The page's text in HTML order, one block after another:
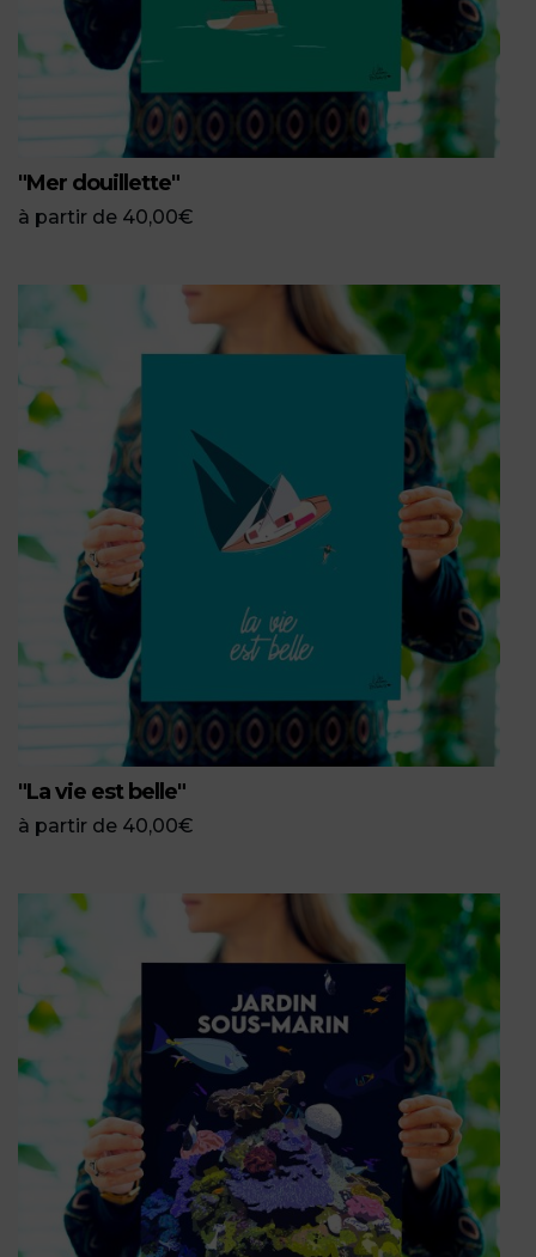
"Mer douillette"
à partir de 40,00€
"La vie est belle"
à partir de 40,00€